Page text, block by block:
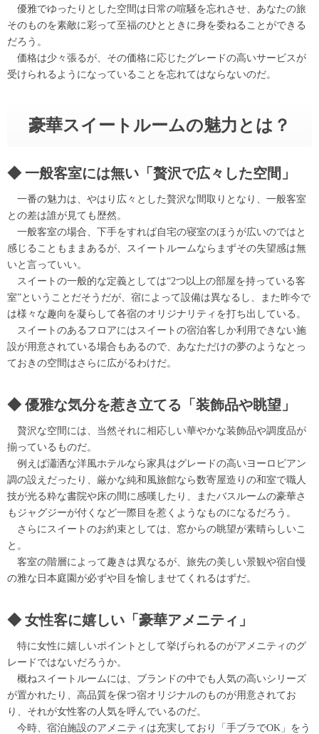
優雅でゆったりとした空間は日常の喧騒を忘れさせ、あなたの旅
そのものを素敵に彩って至福のひとときに身を委ねることができる
だろう。
価格は少々張るが、その価格に応じたグレードの高いサービスが
受けられるようになっていることを忘れてはならないのだ。
豪華スイートルームの魅力とは？
一般客室には無い「贅沢で広々した空間」
一番の魅力は、やはり広々とした贅沢な間取りとなり、一般客室
との差は誰が見ても歴然。
一般客室の場合、下手をすれば自宅の寝室のほうが広いのではと
感じることもままあるが、スイートルームならまずその失望感は無
いと言っていい。
スイートの一般的な定義としては“2つ以上の部屋を持っている客
室”ということだそうだが、宿によって設備は異なるし、また昨今で
は様々な趣向を凝らして各宿のオリジナリティを打ち出している。
スイートのあるフロアにはスイートの宿泊客しか利用できない施
設が用意されている場合もあるので、あなただけの夢のようなとっ
ておきの空間はさらに広がるわけだ。
優雅な気分を惹き立てる「装飾品や眺望」
贅沢な空間には、当然それに相応しい華やかな装飾品や調度品が
揃っているものだ。
例えば瀟洒な洋風ホテルなら家具はグレードの高いヨーロピアン
調の設えだったり、厳かな純和風旅館なら数寄屋造りの和室で職人
技が光る粋な書院や床の間に感嘆したり、またバスルームの豪華さ
もジャグジーが付くなど一際目を惹くようなものになるだろう。
さらにスイートのお約束としては、窓からの眺望が素晴らしいこ
と。
客室の階層によって趣きは異なるが、旅先の美しい景観や宿自慢
の雅な日本庭園が必ずや目を愉しませてくれるはずだ。
女性客に嬉しい「豪華アメニティ」
特に女性に嬉しいポイントとして挙げられるのがアメニティのグ
レードではないだろうか。
概ねスイートルームには、ブランドの中でも人気の高いシリーズ
が置かれたり、高品質を保つ宿オリジナルのものが用意されてお
り、それが女性客の人気を呼んでいるのだ。
今時、宿泊施設のアメニティは充実しており「手ブラでOK」をう